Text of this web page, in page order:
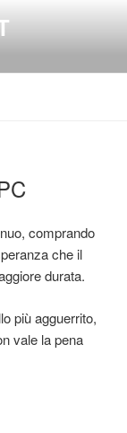
comprando
che il
durata.
più agguerrito,
vale la pena